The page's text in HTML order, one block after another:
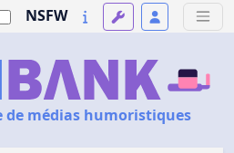
NSFW
de médias humoristiques